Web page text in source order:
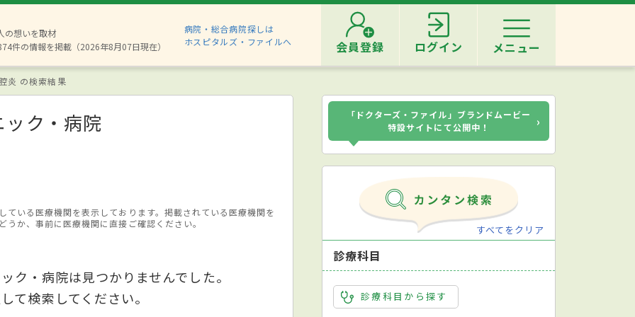
の想いを取材
件の情報を掲載（2026年8月07日現在）
病院・総合病院探しは
ホスピタルズ・ファイルへ
会員登録 ログイン メニュー
炎 の検索結果
ク・病院
いる医療機関を表示しております。掲載されている医療機関を
か、事前に医療機関に直接ご確認ください。
ク・病院は見つかりませんでした。
て検索してください。
「ドクターズ・ファイル」ブランドムービー
特設サイトにて公開中！
›
すべてをクリア
診療科目
診療科目から探す